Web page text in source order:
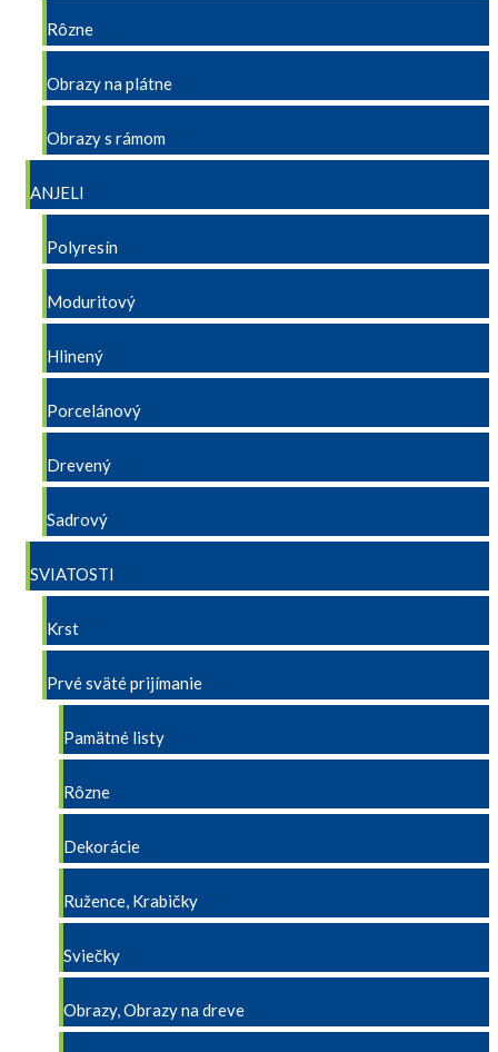
Rôzne
Obrazy na plátne
Obrazy s rámom
ANJELI
Polyresín
Moduritový
Hlinený
Porcelánový
Drevený
Sadrový
SVIATOSTI
Krst
Prvé sväté prijímanie
Pamätné listy
Rôzne
Dekorácie
Ružence, Krabičky
Sviečky
Obrazy, Obrazy na dreve